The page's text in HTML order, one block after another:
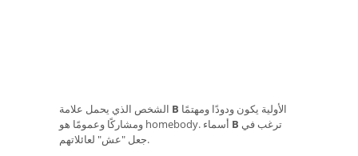
B
B
جعل "عش" لعائلاتهم.